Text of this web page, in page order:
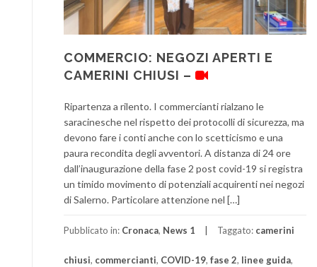
COMMERCIO: NEGOZI APERTI E
CAMERINI CHIUSI –
Ripartenza a rilento. I commercianti rialzano le
saracinesche nel rispetto dei protocolli di sicurezza, ma
devono fare i conti anche con lo scetticismo e una
paura recondita degli avventori. A distanza di 24 ore
dall’inaugurazione della fase 2 post covid-19 si registra
un timido movimento di potenziali acquirenti nei negozi
di Salerno. Particolare attenzione nel […]
Pubblicato in: Cronaca, News 1 Taggato: camerini
chiusi, commercianti, COVID-19, fase 2, linee guida,